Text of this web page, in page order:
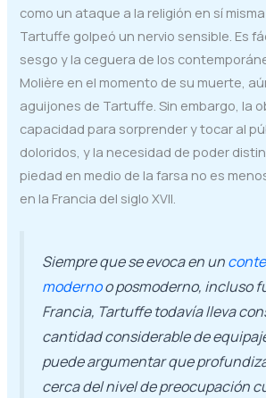
como un ataque a la religión en sí
Tartuffe golpeó un nervio sensible. Es
sesgo y la ceguera de los
Molière en el momento de su muerte,
aguijones de Tartuffe. Sin embargo, la
capacidad para sorprender y tocar al
doloridos, y la necesidad de poder
piedad en medio de la farsa no es
en la Francia del siglo XVII.
Siempre que se evoca en un
modernoo posmoderno, incluso
Francia, Tartuffe todavía lleva
cantidad considerable de
puede argumentar que
cerca del nivel de preocupación